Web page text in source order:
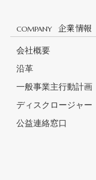
COMPANY 企業情報
会社概要
沿革
一般事業主行動計画
ディスクロージャー
公益連絡窓口